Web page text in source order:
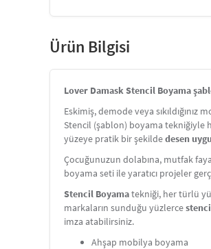
Ürün Bilgisi
Lover Damask Stencil Boyama
Eskimiş, demode veya
Stencil (şablon) boyama tekniğiyle
yüzeye pratik bir şekildedesen
Çocuğunuzun dolabına, mutfak
boyama seti ile yaratıcı projeler
Stencil Boyamatekniği, her türlü
markaların sunduğu yüzlerce
imza atabilirsiniz.
Ahşap mobilya boyama